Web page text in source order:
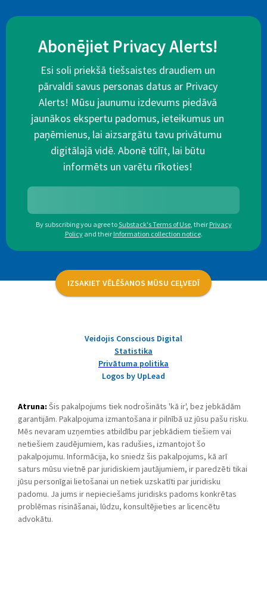
Abonējiet Privacy Alerts!
Esi soli priekšā tiešsaistes draudiem un
pārvaldi savus personas datus ar Privacy
Alerts! Mūsu jaunumu izdevums piedāvā
jaunākos ekspertu padomus, ieteikumus un
paņēmienus, lai aizsargātu tavu privātumu
digitālajā vidē. Abonē tūlīt, lai būtu
informēts un varētu rīkoties!
By subscribing you agree toSubstack's Terms of Use, their Privacy
Policy and their Information collection notice.
IZSAKIET VĒLĒŠANOS MŪSU CEĻVEDĪ
Veidojis Conscious Digital
Statistika
Privātuma politika
Logos by UpLead
Atruna: Šis pakalpojums tiek nodrošināts 'kā ir', bez jebkādām
garantijām. Pakalpojuma izmantošana ir pilnībā uz jūsu pašu risku.
Mēs nevaram uzņemties atbildību par jebkādiem tiešiem vai
netiešiem zaudējumiem, kas radušies, izmantojot šo
pakalpojumu. Informācija, ko sniedz šis pakalpojums, kā arī
saturs mūsu vietnē par juridiskiem jautājumiem, ir paredzēti tikai
jūsu personīgai lietošanai un netiek uzskatīti par juridisku
padomu. Ja jums ir nepieciešams juridisks padoms konkrētas
problēmas risināšanai, lūdzu, konsultējieties ar licencētu
advokātu.